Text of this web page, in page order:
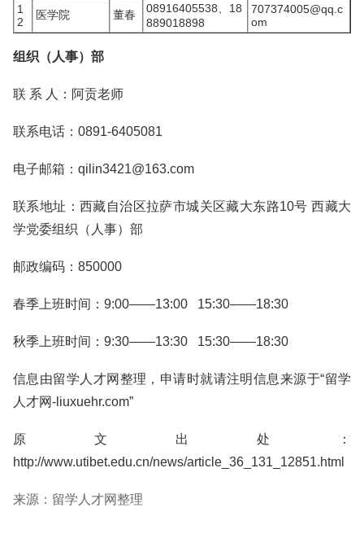
1
2
医学院 董春
08916405538、18
889018898
707374005@qq.c
om
组织（人事）部
联 系 人：阿贡老师
联系电话：0891-6405081
电子邮箱：qilin3421@163.com
联系地址：西藏自治区拉萨市城关区藏大东路10号 西藏大
学党委组织（人事）部
邮政编码：850000
春季上班时间：9:00——13:00 15:30——18:30
秋季上班时间：9:30——13:30 15:30——18:30
信息由留学人才网整理，申请时就请注明信息来源于“留学
人才网-liuxuehr.com”
原文出处：
http://www.utibet.edu.cn/news/article_36_131_12851.html
来源：留学人才网整理